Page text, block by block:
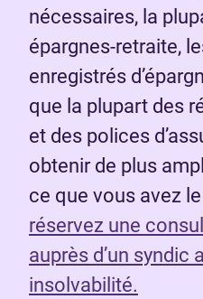
nécessaires, la
épargnes-retraite,
enregistrés
que la plupart des
et des polices
obtenir de plus
ce que vous avez
réservez une
auprès d’un syndic
insolvabilité.